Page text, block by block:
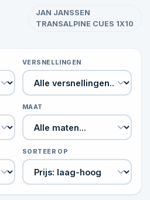
JAN JANSSEN
TRANSALPINE CUES 1X10
VERSNELLINGEN
MAAT
SORTEER OP